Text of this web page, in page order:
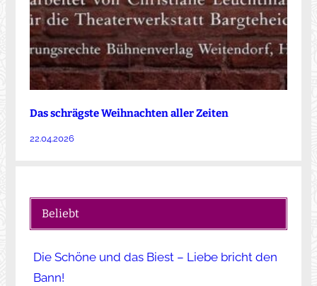
Das schrägste Weihnachten aller Zeiten
22.04.2026
Beliebt
Die Schöne und das Biest – Liebe bricht den
Bann!